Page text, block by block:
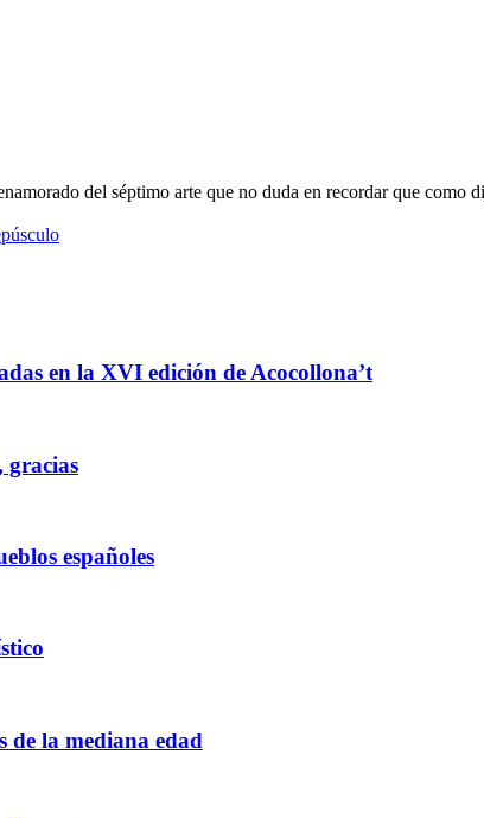
del séptimo arte que no duda en recordar que como
en la XVI edición de Acocollona’t
gracias
españoles
de la mediana edad